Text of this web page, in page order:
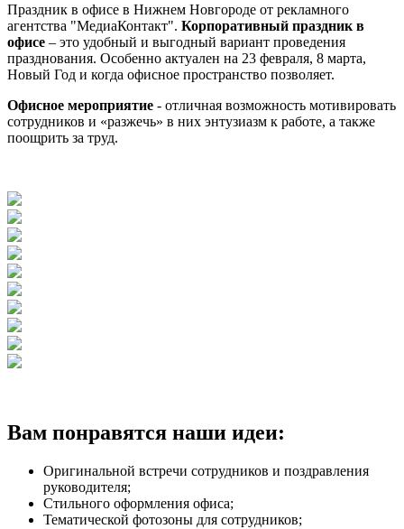
Праздник в офисе в Нижнем Новгороде от рекламного
агентства "МедиаКонтакт". Корпоративный праздник в
офисе – это удобный и выгодный вариант проведения
празднования. Особенно актуален на 23 февраля, 8 марта,
Новый Год и когда офисное пространство позволяет.
Офисное мероприятие - отличная возможность мотивировать
сотрудников и «разжечь» в них энтузиазм к работе, а также
поощрить за труд.
Вам понравятся наши идеи:
Оригинальной встречи сотрудников и поздравления
руководителя;
Стильного оформления офиса;
Тематической фотозоны для сотрудников;